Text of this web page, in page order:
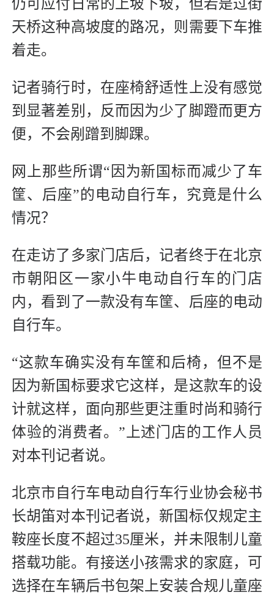
仍可应付日常的上坡下坡，但若是过街
天桥这种高坡度的路况，则需要下车推
着走。
记者骑行时，在座椅舒适性上没有感觉
到显著差别，反而因为少了脚蹬而更方
便，不会剐蹭到脚踝。
网上那些所谓“因为新国标而减少了车
筐、后座”的电动自行车，究竟是什么
情况？
在走访了多家门店后，记者终于在北京
市朝阳区一家小牛电动自行车的门店
内，看到了一款没有车筐、后座的电动
自行车。
“这款车确实没有车筐和后椅，但不是
因为新国标要求它这样，是这款车的设
计就这样，面向那些更注重时尚和骑行
体验的消费者。”上述门店的工作人员
对本刊记者说。
北京市自行车电动自行车行业协会秘书
长胡笛对本刊记者说，新国标仅规定主
鞍座长度不超过35厘米，并未限制儿童
搭载功能。有接送小孩需求的家庭，可
选择在车辆后书包架上安装合规儿童座